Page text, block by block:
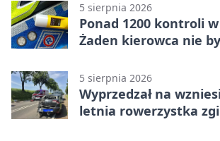
5 sierpnia 2026
Ponad 1200 kontroli w
Żaden kierowca nie
5 sierpnia 2026
Wyprzedzał na
letnia rowerzystka